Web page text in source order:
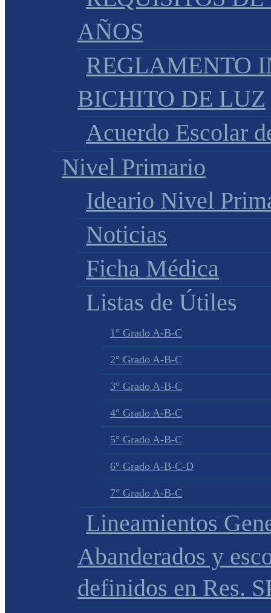
AÑOS
REGLAMENTO
BICHITO DE LUZ
Acuerdo Escolar
Nivel Primario
Ideario Nivel
Noticias
Ficha Médica
Listas de Útiles
1° Grado A-B-C
2° Grado A-B-C
3° Grado A-B-C
4° Grado A-B-C
5° Grado A-B-C
6° Grado A-B-C-D
7° Grado A-B-C
Lineamientos
Abanderados y
definidos en Res.